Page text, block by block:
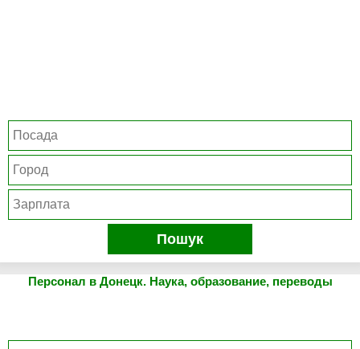
Пошук
Персонал в Донецк. Наука, образование, переводы